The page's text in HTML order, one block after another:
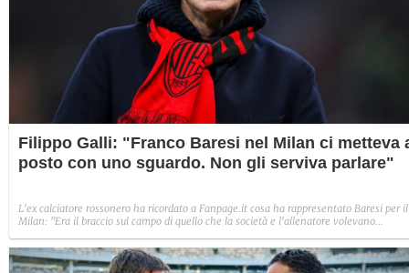
Filippo Galli: "Franco Baresi nel Milan ci metteva
posto con uno sguardo. Non gli serviva parlare"
L'ex calciatore rossonero ha ricordato a Fanpage.it cosa ha rappresentato Baresi per il
Milan: "Era il braccio sul campo di quello che la società e l'allenatore volevano